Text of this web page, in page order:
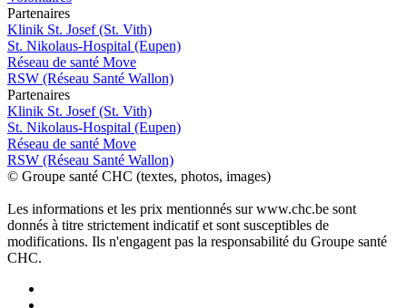
Partenaires
Klinik St. Josef (St. Vith)
St. Nikolaus-Hospital (Eupen)
Réseau de santé Move
RSW (Réseau Santé Wallon)
Partenaires
Klinik St. Josef (St. Vith)
St. Nikolaus-Hospital (Eupen)
Réseau de santé Move
RSW (Réseau Santé Wallon)
© Groupe santé CHC (textes, photos, images)
Les informations et les prix mentionnés sur www.chc.be sont
donnés à titre strictement indicatif et sont susceptibles de
modifications. Ils n'engagent pas la responsabilité du Groupe santé
CHC.